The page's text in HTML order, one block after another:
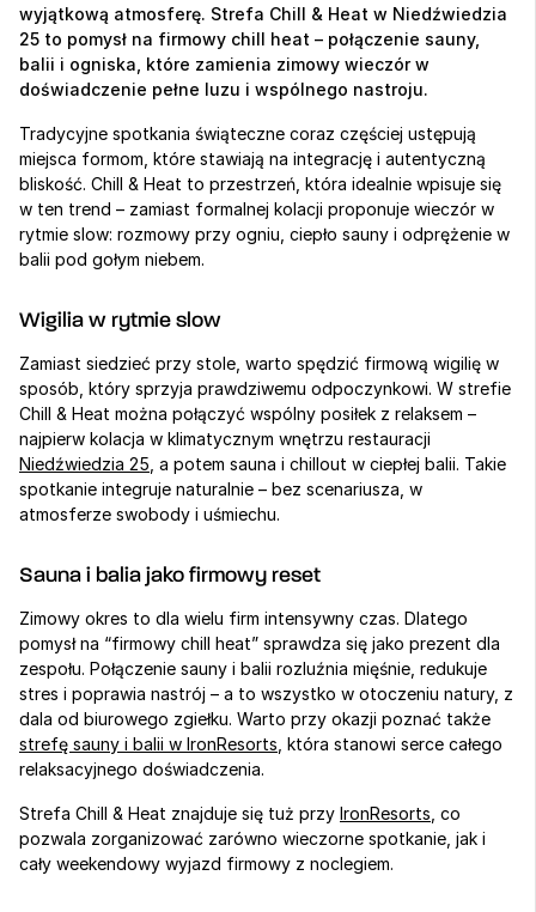
wyjątkową atmosferę. Strefa Chill & Heat w Niedźwiedzia
25 to pomysł na firmowy chill heat – połączenie sauny,
balii i ogniska, które zamienia zimowy wieczór w
doświadczenie pełne luzu i wspólnego nastroju.
Tradycyjne spotkania świąteczne coraz częściej ustępują
miejsca formom, które stawiają na integrację i autentyczną
bliskość. Chill & Heat to przestrzeń, która idealnie wpisuje się
w ten trend – zamiast formalnej kolacji proponuje wieczór w
rytmie slow: rozmowy przy ogniu, ciepło sauny i odprężenie w
balii pod gołym niebem.
Wigilia w rytmie slow
Zamiast siedzieć przy stole, warto spędzić firmową wigilię w
sposób, który sprzyja prawdziwemu odpoczynkowi. W strefie
Chill & Heat można połączyć wspólny posiłek z relaksem –
Niedźwiedzia 25 , a potem sauna i chillout w ciepłej balii. Takie
spotkanie integruje naturalnie – bez scenariusza, w
atmosferze swobody i uśmiechu.
Sauna i balia jako firmowy reset
Zimowy okres to dla wielu firm intensywny czas. Dlatego
pomysł na “firmowy chill heat” sprawdza się jako prezent dla
zespołu. Połączenie sauny i balii rozluźnia mięśnie, redukuje
stres i poprawia nastrój – a to wszystko w otoczeniu natury, z
strefę sauny i balii w IronResorts , która stanowi serce całego
relaksacyjnego doświadczenia.
Strefa Chill & Heat znajduje się tuż przy IronResorts , co
pozwala zorganizować zarówno wieczorne spotkanie, jak i
cały weekendowy wyjazd firmowy z noclegiem.